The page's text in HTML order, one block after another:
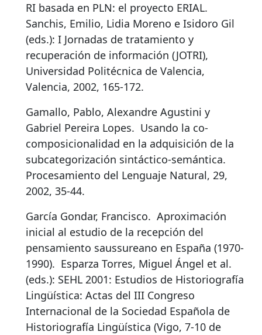
RI basada en PLN: el proyecto ERIAL.
Sanchis, Emilio, Lidia Moreno e Isidoro Gil
(eds.): I Jornadas de tratamiento y
recuperación de información (JOTRI),
Universidad Politécnica de Valencia,
Valencia, 2002, 165-172.
Gamallo, Pablo, Alexandre Agustini y
Gabriel Pereira Lopes. Usando la co-
composicionalidad en la adquisición de la
subcategorización sintáctico-semántica.
Procesamiento del Lenguaje Natural, 29,
2002, 35-44.
García Gondar, Francisco. Aproximación
inicial al estudio de la recepción del
pensamiento saussureano en España (1970-
1990). Esparza Torres, Miguel Ángel et al.
(eds.): SEHL 2001: Estudios de Historiografía
Lingüística: Actas del III Congreso
Internacional de la Sociedad Española de
Historiografía Lingüística (Vigo, 7-10 de